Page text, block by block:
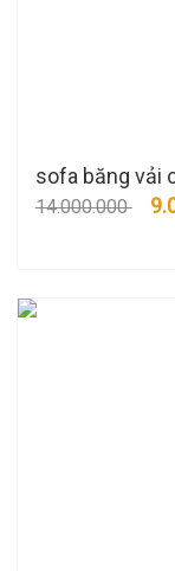
sofa băng vải
14.000.000